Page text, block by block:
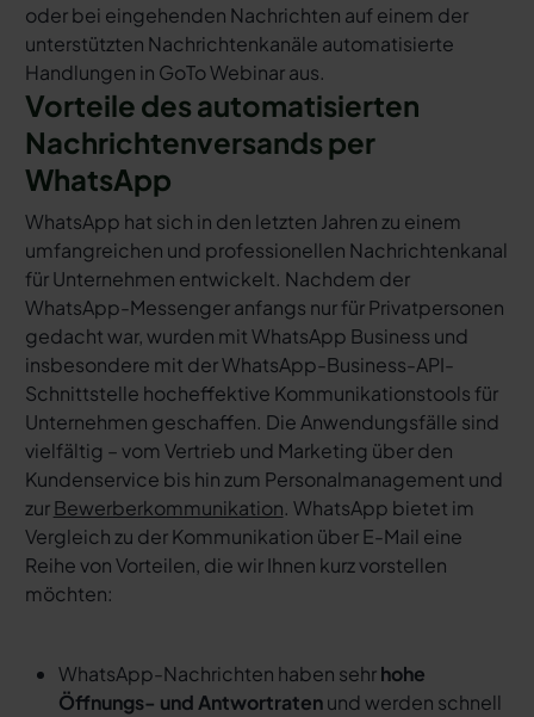
oder bei eingehenden Nachrichten auf einem der
unterstützten Nachrichtenkanäle automatisierte
Handlungen in GoTo Webinar aus.
Vorteile des automatisierten
Nachrichtenversands per
WhatsApp
WhatsApp hat sich in den letzten Jahren zu einem
umfangreichen und professionellen Nachrichtenkanal
für Unternehmen entwickelt. Nachdem der
WhatsApp-Messenger anfangs nur für Privatpersonen
gedacht war, wurden mit WhatsApp Business und
insbesondere mit der WhatsApp-Business-API-
Schnittstelle hocheffektive Kommunikationstools für
Unternehmen geschaffen. Die Anwendungsfälle sind
vielfältig – vom Vertrieb und Marketing über den
Kundenservice bis hin zum Personalmanagement und
zurBewerberkommunikation. WhatsApp bietet im
Vergleich zu der Kommunikation über E-Mail eine
Reihe von Vorteilen, die wir Ihnen kurz vorstellen
möchten:
WhatsApp-Nachrichten haben sehrhohe
Öffnungs- und Antwortratenund werden schnell